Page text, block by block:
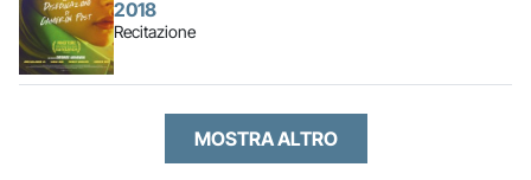
2018
Recitazione
MOSTRA ALTRO